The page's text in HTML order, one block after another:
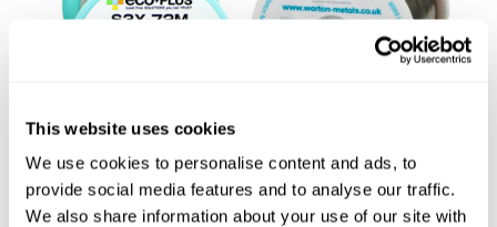
This website uses cookies
We use cookies to personalise content and ads, to
provide social media features and to analyse our traffic.
We also share information about your use of our site with
Lead free wire